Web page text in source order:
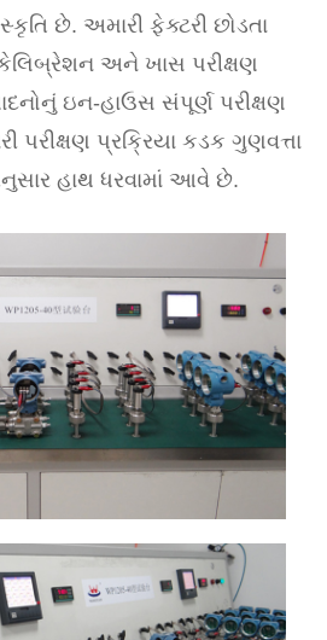
છે. અમારી ફેક્ટરી છોડતા
કેલિબ્રેશન અને ખાસ પરીક્ષણ
ઇન-હાઉસ સંપૂર્ણ પરીક્ષણ
પરીક્ષણ પ્રક્રિયા કડક ગુણવત્તા
હાથ ધરવામાં આવે છે.